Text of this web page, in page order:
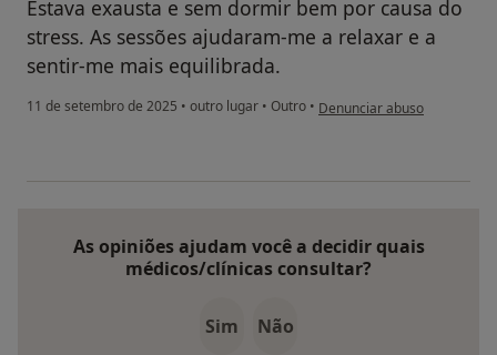
Estava exausta e sem dormir bem por causa do
stress. As sessões ajudaram-me a relaxar e a
sentir-me mais equilibrada.
11 de setembro de 2025 • outro lugar • Outro • na opinião do utilizador
Denunciar abuso
As opiniões ajudam você a decidir quais
médicos/clínicas consultar?
Sim Não